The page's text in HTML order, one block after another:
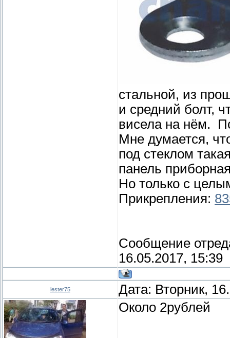
стальной, из
и средний болт,
висела на нём.
Мне думается,
под стеклом
панель
Но только с
Прикрепления:
Сообщение
16.05.2017, 15:39
lester75
Дата: Вторник,
Около 2рублей